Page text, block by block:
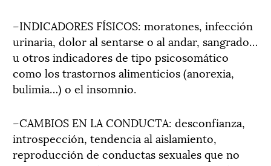
–INDICADORES FÍSICOS: moratones, infección
urinaria, dolor al sentarse o al andar, sangrado…
u otros indicadores de tipo psicosomático
como los trastornos alimenticios (anorexia,
bulimia…) o el insomnio.
–CAMBIOS EN LA CONDUCTA: desconfianza,
introspección, tendencia al aislamiento,
reproducción de conductas sexuales que no